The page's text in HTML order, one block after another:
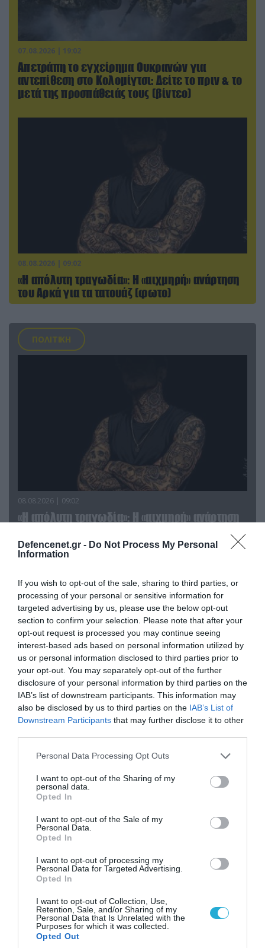
Defencenet.gr - Do Not Process My Personal
Information
If you wish to opt-out of the sale, sharing to third parties, or
processing of your personal or sensitive information for
targeted advertising by us, please use the below opt-out
section to confirm your selection. Please note that after your
opt-out request is processed you may continue seeing
interest-based ads based on personal information utilized by
us or personal information disclosed to third parties prior to
your opt-out. You may separately opt-out of the further
disclosure of your personal information by third parties on the
IAB’s list of downstream participants. This information may
also be disclosed by us to third parties on the IAB’s List of
Downstream Participants that may further disclose it to other
Please note that this website/app uses one or more Google
not limited to your visit or usage behaviour. You may click to
grant or deny consent to Google and its third-party tags to
use your data for below specified purposes in below Google
consent section.
Personal Data Processing Opt Outs
I want to opt-out of the Sharing of my
personal data.
Opted In
I want to opt-out of the Sale of my
Personal Data.
Opted In
I want to opt-out of processing my
Personal Data for Targeted Advertising.
Opted In
I want to opt-out of Collection, Use,
Retention, Sale, and/or Sharing of my
Personal Data that Is Unrelated with the
Purposes for which it was collected.
Opted Out
07.08.2026 | 19:02
Απετράπη το εγχείρημα Ουκρανών για
αντεπίθεση στο Κολομίγτσι: Δείτε το πριν & το
μετά της προσπάθειάς τους (βίντεο)
08.08.2026 | 09:02
«Η απόλυτη τραγωδία»: Η «αιχμηρή» ανάρτηση
του Αρκά για τα τατουάζ (φωτο)
ΠΟΛΙΤΙΚΗ
08.08.2026 | 09:02
«Η απόλυτη τραγωδία»: Η «αιχμηρή» ανάρτηση
07.08.2026 | 20:02
Ο Γιάννης Αλαφούζος «τέλειωσε» τον
Κωνσταντίνο Ζούλα από τον ΣΚΑΪ – Ο λόγος της
απομάκρυνσής του
06.08.2026 | 14:02
«Επιχείρηση ελεύθερα πεζοδρόμια» στην
Αθήνα: Απομακρύνθηκαν παράνομα